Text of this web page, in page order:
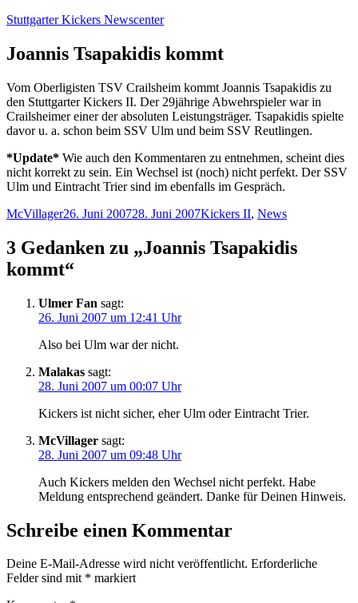
Zum
springen
Stuttgarter Kickers Newscenter
Joannis Tsapakidis kommt
Vom Oberligisten TSV Crailsheim kommt Joannis Tsapakidis zu
den Stuttgarter Kickers II. Der 29jährige Abwehrspieler war in
Crailsheimer einer der absoluten Leistungsträger. Tsapakidis spielte
davor u. a. schon beim SSV Ulm und beim SSV Reutlingen.
*Update* Wie auch den Kommentaren zu entnehmen, scheint dies
nicht korrekt zu sein. Ein Wechsel ist (noch) nicht perfekt. Der SSV
Ulm und Eintracht Trier sind im ebenfalls im Gespräch.
Autor
McVillagerVeröffentlicht
26. Juni 200728. Juni 2007Kategorien
Kickers II, News
3 Gedanken zu „Joannis Tsapakidis
kommt“
Ulmer Fan sagt:
26. Juni 2007 um 12:41 Uhr
Also bei Ulm war der nicht.
Malakas sagt:
28. Juni 2007 um 00:07 Uhr
Kickers ist nicht sicher, eher Ulm oder Eintracht Trier.
McVillager sagt:
28. Juni 2007 um 09:48 Uhr
Auch Kickers melden den Wechsel nicht perfekt. Habe
Meldung entsprechend geändert. Danke für Deinen Hinweis.
Schreibe einen Kommentar
Deine E-Mail-Adresse wird nicht veröffentlicht. Erforderliche
Felder sind mit * markiert